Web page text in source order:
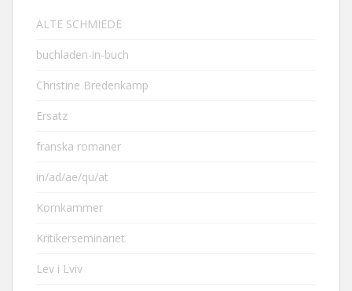
ALTE SCHMIEDE
buchladen-in-buch
Christine Bredenkamp
Ersatz
franska romaner
in/ad/ae/qu/at
Kornkammer
Kritikerseminariet
Lev i Lviv